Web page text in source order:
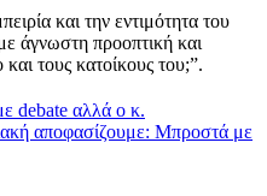
και την εντιμότητα του
άγνωστη προοπτική και
τους κατοίκους του;”.